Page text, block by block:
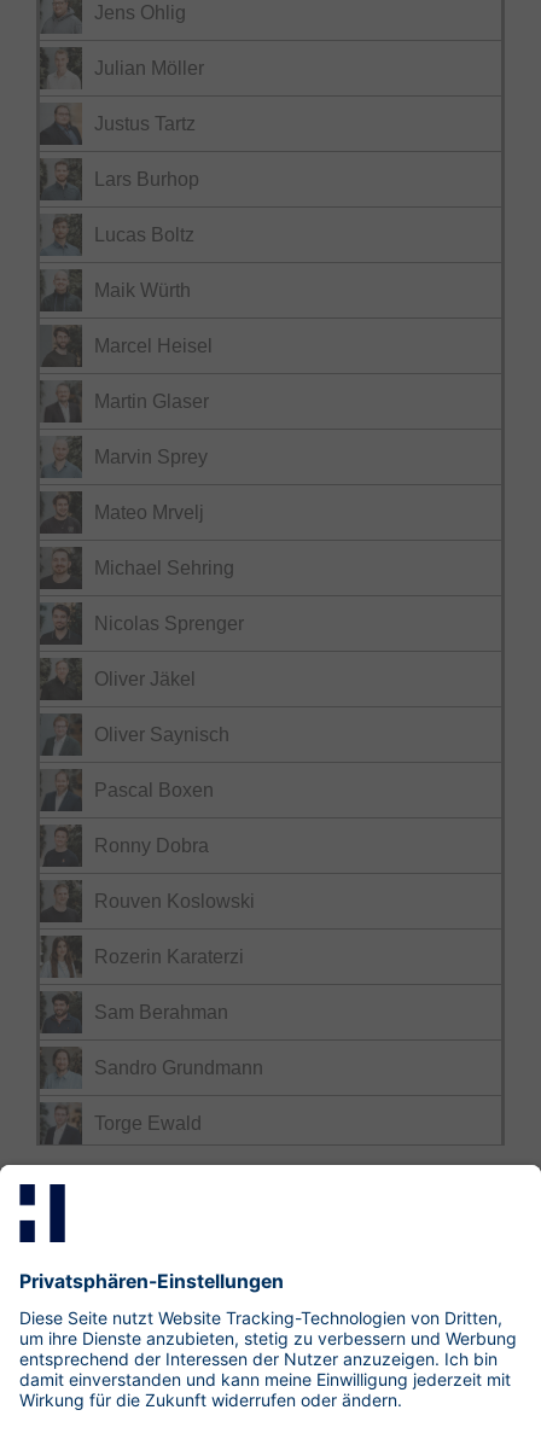
Jens Ohlig
Julian Möller
Justus Tartz
Lars Burhop
Lucas Boltz
Maik Würth
Marcel Heisel
Martin Glaser
Marvin Sprey
Mateo Mrvelj
Michael Sehring
Nicolas Sprenger
Oliver Jäkel
Oliver Saynisch
Pascal Boxen
Ronny Dobra
Rouven Koslowski
Rozerin Karaterzi
Sam Berahman
Sandro Grundmann
Torge Ewald
Mastodon
LinkedIn
Xing